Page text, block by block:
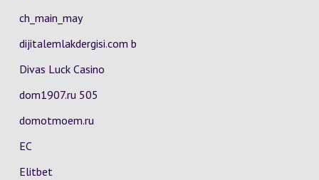
ch_main_may
dijitalemlakdergisi.com b
Divas Luck Casino
dom1907.ru 505
domotmoem.ru
EC
Elitbet